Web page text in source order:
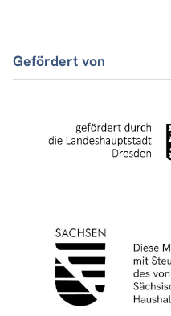
Gefördert von